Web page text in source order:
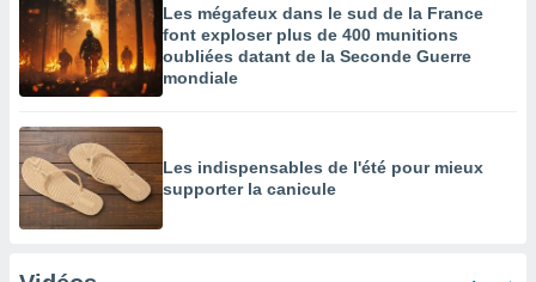
Les mégafeux dans le sud de la France
font exploser plus de 400 munitions
oubliées datant de la Seconde Guerre
mondiale
Les indispensables de l'été pour mieux
supporter la canicule